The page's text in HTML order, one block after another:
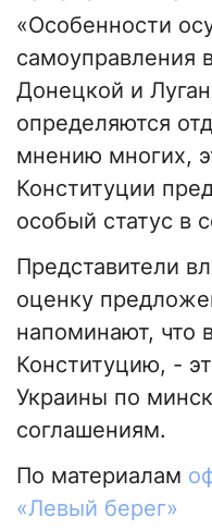
«Особенности
самоуправления
Донецкой и
определяются
мнению многих,
Конституции
особый статус в
Представители
оценку
напоминают, что
Конституцию, -
Украины по
соглашениям.
По материалам
«Левый берег»